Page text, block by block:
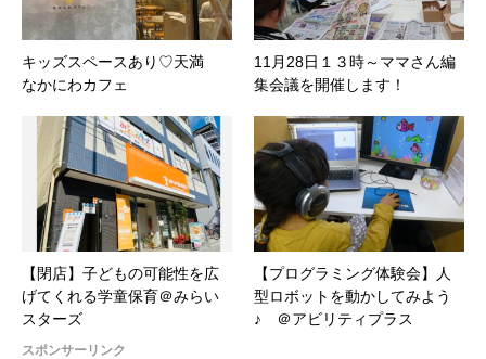
キッズスペースあり♡天満
なかにわカフェ
11月28日１３時～ママさん編
集会議を開催します！
【閉店】子どもの可能性を広
げてくれる学童保育＠みらい
スターズ
【プログラミング体験会】人
型ロボットを動かしてみよう
♪ ＠アビリティプラス
スポンサーリンク